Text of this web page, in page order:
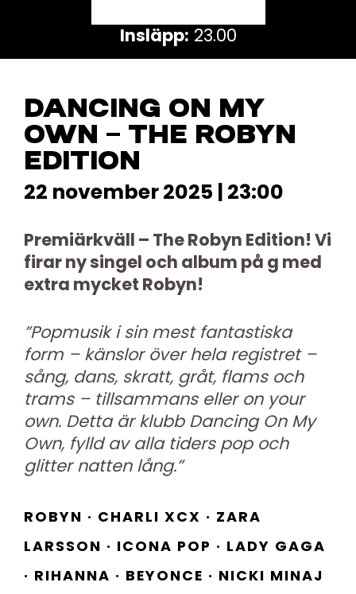
Insläpp: 23.00
DANCING ON MY
OWN – THE ROBYN
EDITION
22 november 2025 | 23:00
Premiärkväll – The Robyn Edition! Vi
firar ny singel och album på g med
extra mycket Robyn!
”Popmusik i sin mest fantastiska
form – känslor över hela registret –
sång, dans, skratt, gråt, flams och
trams – tillsammans eller on your
own. Detta är klubb Dancing On My
Own, fylld av alla tiders pop och
glitter natten lång.”
ROBYN · CHARLI XCX · ZARA
LARSSON · ICONA POP · LADY GAGA
· RIHANNA · BEYONCE · NICKI MINAJ